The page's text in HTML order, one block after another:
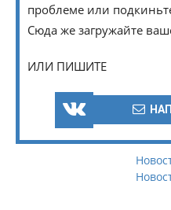
проблеме или
Сюда же загружайте
ИЛИ ПИШИТЕ